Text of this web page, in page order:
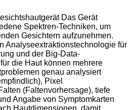
Das Gerät
Spektren-Techniken, um
Gesichtern aufzunehmen.
Analyseextraktionstechnologie für
und der Big-Data-
die Haut können mehrere
genau analysiert
Pixel
(Faltenvorhersage), tiefe
Angabe von Symptomkarten
Hautdimensionen, damit